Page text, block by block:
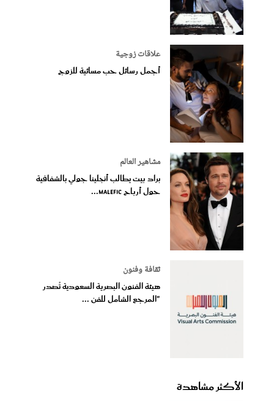
علاقات زوجية
أجمل رسائل حب مسائية للزوج
مشاهير العالم
براد بيت يطالب أنجلينا جولي بالشفافية
حول أرباح Malefic...
ثقافة وفنون
هيئة الفنون البصرية السعودية تُصدر
"المرجع الشامل للفن ...
الأكثر مشاهدة